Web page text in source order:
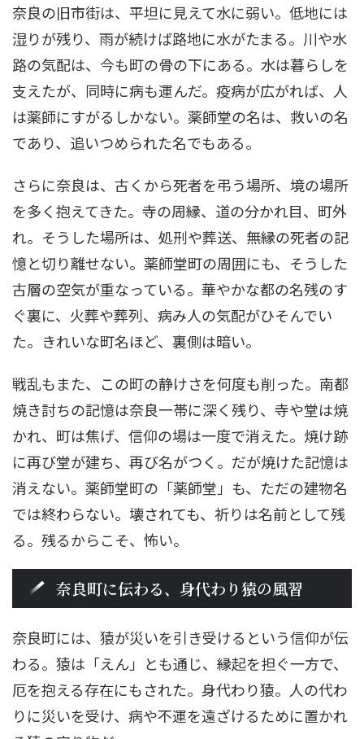
奈良の旧市街は、平坦に見えて水に弱い。低地には
湿りが残り、雨が続けば路地に水がたまる。川や水
路の気配は、今も町の骨の下にある。水は暮らしを
支えたが、同時に病も運んだ。疫病が広がれば、人
は薬師にすがるしかない。薬師堂の名は、救いの名
であり、追いつめられた名でもある。
さらに奈良は、古くから死者を弔う場所、境の場所
を多く抱えてきた。寺の周縁、道の分かれ目、町外
れ。そうした場所は、処刑や葬送、無縁の死者の記
憶と切り離せない。薬師堂町の周囲にも、そうした
古層の空気が重なっている。華やかな都の名残のす
ぐ裏に、火葬や葬列、病み人の気配がひそんでい
た。きれいな町名ほど、裏側は暗い。
戦乱もまた、この町の静けさを何度も削った。南都
焼き討ちの記憶は奈良一帯に深く残り、寺や堂は焼
かれ、町は焦げ、信仰の場は一度で消えた。焼け跡
に再び堂が建ち、再び名がつく。だが焼けた記憶は
消えない。薬師堂町の「薬師堂」も、ただの建物名
では終わらない。壊されても、祈りは名前として残
る。残るからこそ、怖い。
奈良町に伝わる、身代わり猿の風習
奈良町には、猿が災いを引き受けるという信仰が伝
わる。猿は「えん」とも通じ、縁起を担ぐ一方で、
厄を抱える存在にもされた。身代わり猿。人の代わ
りに災いを受け、病や不運を遠ざけるために置かれ